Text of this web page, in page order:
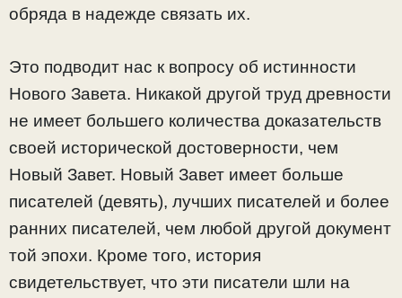
обряда в надежде связать их.
Это подводит нас к вопросу об истинности
Нового Завета. Никакой другой труд древности
не имеет большего количества доказательств
своей исторической достоверности, чем
Новый Завет. Новый Завет имеет больше
писателей (девять), лучших писателей и более
ранних писателей, чем любой другой документ
той эпохи. Кроме того, история
свидетельствует, что эти писатели шли на